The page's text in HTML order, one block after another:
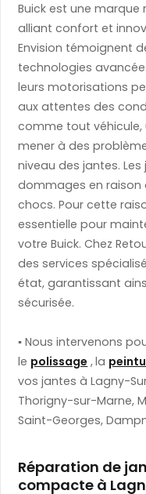
Buick est une marque
alliant confort et
Envision témoignent
technologies
leurs motorisations
aux attentes des
comme tout véhicule,
mener à des
niveau des jantes.
dommages en raison
chocs. Pour cette
essentielle pour
votre Buick. Chez
des services
état, garantissant
sécurisée.
▪️ Nous intervenons
le polissage,la
vos jantes à Lagny-
Thorigny-sur-Marne,
Saint-Georges,
Réparation de
compacte à